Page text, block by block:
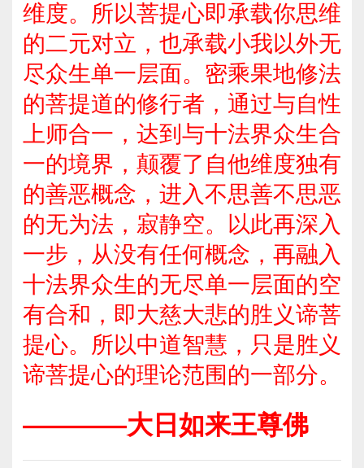
维度。所以菩提心即承载你思维
的二元对立，也承载小我以外无
尽众生单一层面。密乘果地修法
的菩提道的修行者，通过与自性
上师合一，达到与十法界众生合
一的境界，颠覆了自他维度独有
的善恶概念，进入不思善不思恶
的无为法，寂静空。以此再深入
一步，从没有任何概念，再融入
十法界众生的无尽单一层面的空
有合和，即大慈大悲的胜义谛菩
提心。所以中道智慧，只是胜义
谛菩提心的理论范围的一部分。
————大日如来王尊佛